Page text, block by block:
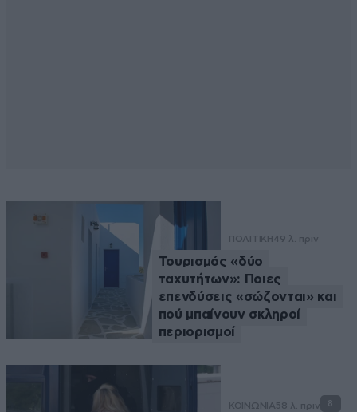
ΠΟΛΙΤΙΚΗ49 λ. πριν
Τουρισμός «δύο
ταχυτήτων»: Ποιες
επενδύσεις «σώζονται» και
πού μπαίνουν σκληροί
περιορισμοί
ΚΟΙΝΩΝΙΑ58 λ. πριν 8